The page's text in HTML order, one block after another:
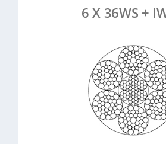
6 X 36WS +
:
6 Litzen à 36 Drähte,
Warrington-Seale,
8-26 mm
Stahl, verzinkt
Sehr zugfest, formstabil,
langlebig